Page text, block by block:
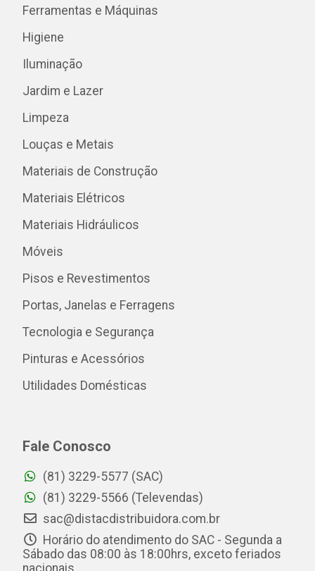
Ferramentas e Máquinas
Higiene
Iluminação
Jardim e Lazer
Limpeza
Louças e Metais
Materiais de Construção
Materiais Elétricos
Materiais Hidráulicos
Móveis
Pisos e Revestimentos
Portas, Janelas e Ferragens
Tecnologia e Segurança
Pinturas e Acessórios
Utilidades Domésticas
Fale Conosco
(81) 3229-5577 (SAC)
(81) 3229-5566 (Televendas)
sac@distacdistribuidora.com.br
Horário do atendimento do SAC - Segunda a
Sábado das 08:00 às 18:00hrs, exceto feriados
nacionais.